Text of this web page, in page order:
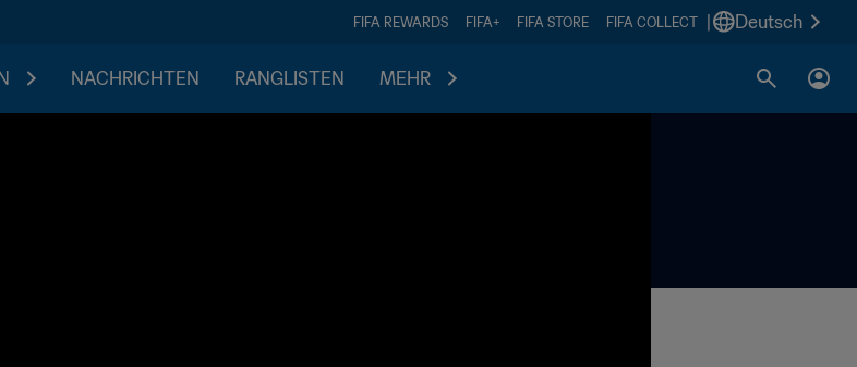
FIFA REWARDS FIFA+ FIFA STORE FIFA COLLECT Deutsch
NACHRICHTEN RANGLISTEN MEHR